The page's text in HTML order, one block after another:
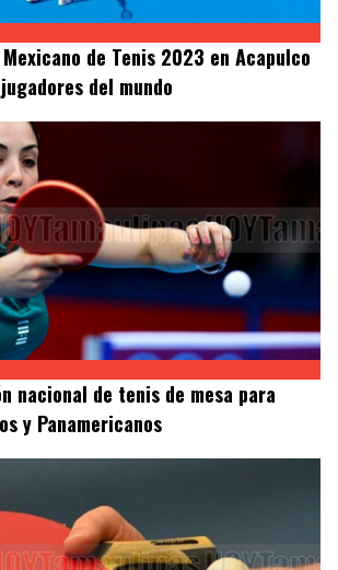
de Tenis 2023 en Acapulco
del mundo
nacional de tenis de mesa para
y Panamericanos